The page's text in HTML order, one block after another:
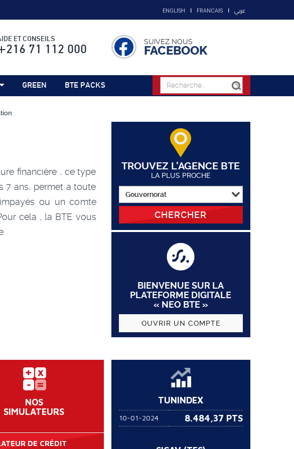
ENGLISH FRANCAIS عربي
ET CONSEILS
71 112 000
SUIVEZ NOUS
FACEBOOK
GREEN BTE PACKS
financière , ce type
7 ans, permet a toute
ou un comte
cela , la BTE vous
TROUVEZ L’AGENCE BTE
LA PLUS PROCHE
CHERCHER
BIENVENUE SUR LA
PLATEFORME DIGITALE
« NEO BTE »
OUVRIR UN COMPTE
NOS
SIMULATEURS
DE CRÉDIT
TUNINDEX
10-01-2024 8.484,37 PTS